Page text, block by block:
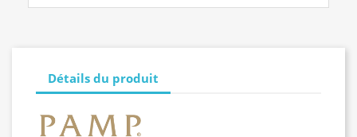
Détails du produit